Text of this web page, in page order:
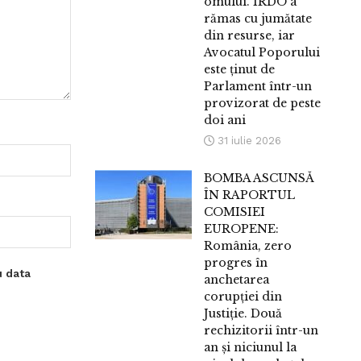
data
rămas cu jumătate
din resurse, iar
Avocatul Poporului
este ținut de
Parlament într-un
provizorat de peste
doi ani
31 iulie 2026
BOMBA ASCUNSĂ
ÎN RAPORTUL
COMISIEI
EUROPENE:
România, zero
progres în
anchetarea
corupției din
Justiție. Două
rechizitorii într-un
an și niciunul la